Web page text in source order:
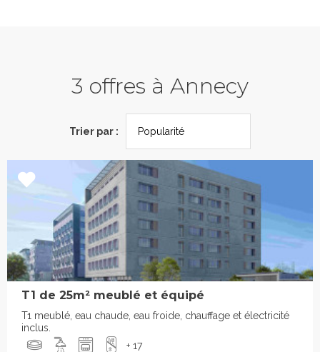
3 offres à Annecy
Trier par :
T1 de 25m² meublé et équipé
T1 meublé, eau chaude, eau froide, chauffage et électricité
inclus.
+ 17